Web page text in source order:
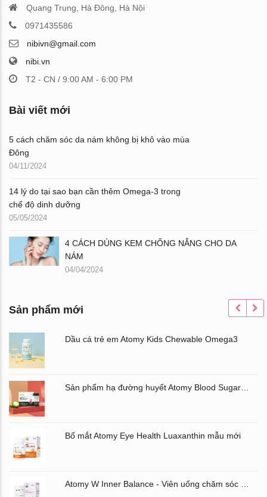
Quang Trung, Hà Đông, Hà Nội
0971435586
nibivn@gmail.com
nibi.vn
T2 - CN / 9:00 AM - 6:00 PM
Bài viết mới
5 cách chăm sóc da nám không bị khô vào mùa
Đông
04/11/2024
14 lý do tại sao bạn cần thêm Omega-3 trong
chế độ dinh dưỡng
05/05/2024
4 CÁCH DÙNG KEM CHỐNG NẮNG CHO DA
NÁM
04/04/2024
Sản phẩm mới
Dầu cá trẻ em Atomy Kids Chewable Omega3
Sản phẩm hạ đường huyết Atomy Blood Sugar Cut Bitter Melon chiết xuất mướp đắng hộp 60 gói
Bổ mắt Atomy Eye Health Luaxanthin mẫu mới